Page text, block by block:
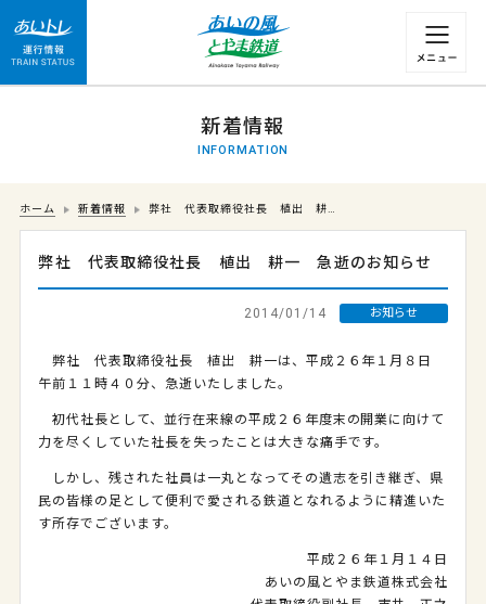
運行情報 列車の遅れ情報等についてはこちら
新着情報
INFORMATION
ホーム 新着情報 弊社 代表取締役社長 植出 耕…
弊社 代表取締役社長 植出 耕一 急逝のお知らせ
2014/01/14 お知らせ
弊社 代表取締役社長 植出 耕一は、平成２６年１月８日
午前１１時４０分、急逝いたしました。
初代社長として、並行在来線の平成２６年度末の開業に向けて
力を尽くしていた社長を失ったことは大きな痛手です。
しかし、残された社員は一丸となってその遺志を引き継ぎ、県
民の皆様の足として便利で愛される鉄道となれるように精進いた
す所存でございます。
平成２６年１月１４日
あいの風とやま鉄道株式会社